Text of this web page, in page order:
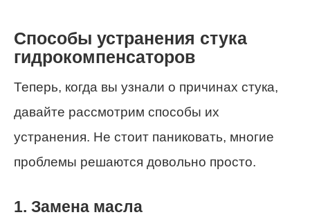
Способы устранения стука
гидрокомпенсаторов
Теперь, когда вы узнали о причинах стука,
давайте рассмотрим способы их
устранения. Не стоит паниковать, многие
проблемы решаются довольно просто.
1. Замена масла